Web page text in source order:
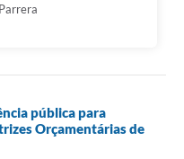
pública para
Orçamentárias de